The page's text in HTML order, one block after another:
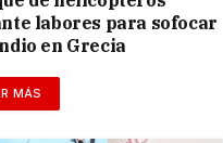
labores para sofocar
en Grecia
MÁS